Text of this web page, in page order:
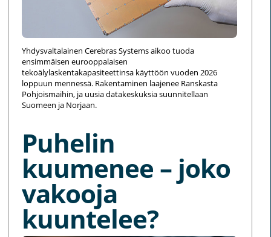
Yhdysvaltalainen Cerebras Systems aikoo tuoda
ensimmäisen eurooppalaisen
tekoälylaskentakapasiteettinsa käyttöön vuoden 2026
loppuun mennessä. Rakentaminen laajenee Ranskasta
Pohjoismaihin, ja uusia datakeskuksia suunnitellaan
Suomeen ja Norjaan.
Puhelin
kuumenee – joko
vakooja
kuuntelee?